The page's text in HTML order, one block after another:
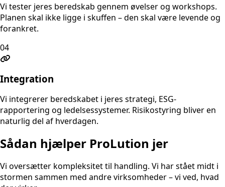
Vi tester jeres beredskab gennem øvelser og workshops.
Planen skal ikke ligge i skuffen – den skal være levende og
forankret.
04
Integration
Vi integrerer beredskabet i jeres strategi, ESG-
rapportering og ledelsessystemer. Risikostyring bliver en
naturlig del af hverdagen.
Sådan hjælper ProLution jer
Vi oversætter kompleksitet til handling. Vi har stået midt i
stormen sammen med andre virksomheder – vi ved, hvad